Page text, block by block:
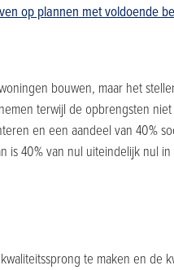
op plannen met voldoende
bouwen, maar het
terwijl de opbrengsten
en een aandeel van 40%
is 40% van nul uiteindelijk nul
te maken en de